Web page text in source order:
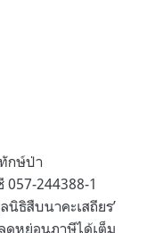
กษ์ป่า
244388-1
ธิสืบนาคะเสถียร’
ดหย่อนภาษีได้เต็ม